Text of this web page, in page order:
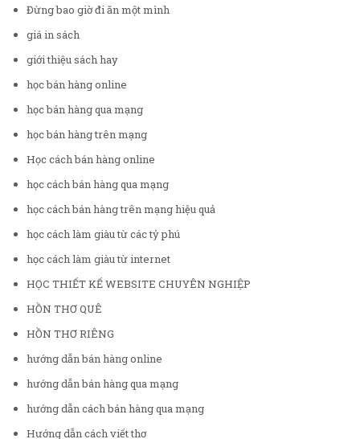
Đừng bao giờ đi ăn một mình
giá in sách
giới thiệu sách hay
học bán hàng online
học bán hàng qua mạng
học bán hàng trên mạng
Học cách bán hàng online
học cách bán hàng qua mạng
học cách bán hàng trên mạng hiệu quả
học cách làm giàu từ các tỷ phú
học cách làm giàu từ internet
HỌC THIẾT KẾ WEBSITE CHUYÊN NGHIỆP
HỒN THƠ QUÊ
HỒN THƠ RIÊNG
hướng dẫn bán hàng online
hướng dẫn bán hàng qua mạng
hướng dẫn cách bán hàng qua mạng
Hướng dẫn cách viết thơ